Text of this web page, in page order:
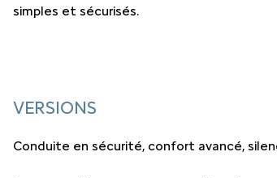
simples et sécurisés.
VERSIONS
Conduite en sécurité, confort avancé,